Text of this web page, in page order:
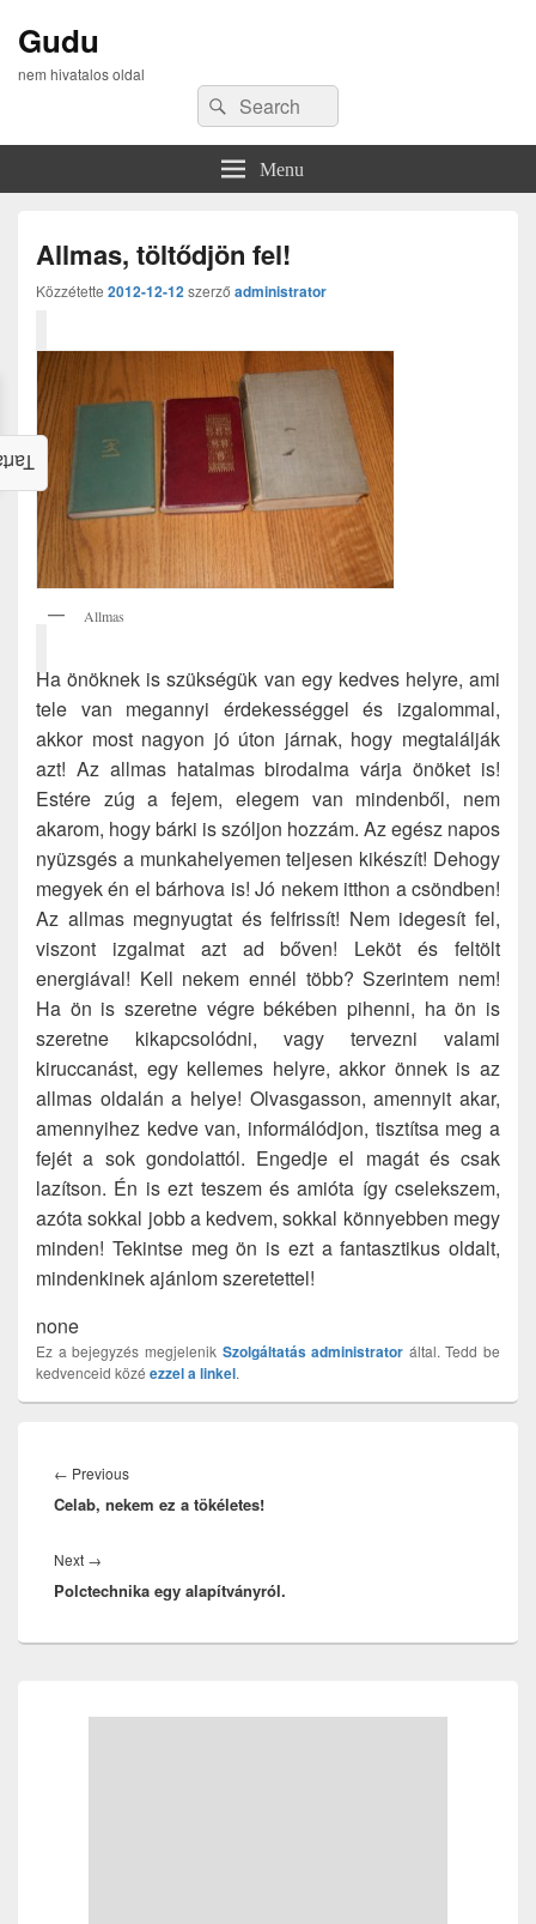
Gudu
nem hivatalos oldal
Search
for:
Search
Menu
Allmas, töltődjön fel!
Közzétette 2012-12-12szerző administrator
Allmas
Ha önöknek is szükségük van egy kedves helyre, ami
tele van megannyi érdekességgel és izgalommal,
akkor most nagyon jó úton járnak, hogy megtalálják
azt! Az allmas hatalmas birodalma várja önöket is!
Estére zúg a fejem, elegem van mindenből, nem
akarom, hogy bárki is szóljon hozzám. Az egész napos
nyüzsgés a munkahelyemen teljesen kikészít! Dehogy
megyek én el bárhova is! Jó nekem itthon a csöndben!
Az allmas megnyugtat és felfrissít! Nem idegesít fel,
viszont izgalmat azt ad bőven! Leköt és feltölt
energiával! Kell nekem ennél több? Szerintem nem!
Ha ön is szeretne végre békében pihenni, ha ön is
szeretne kikapcsolódni, vagy tervezni valami
kiruccanást, egy kellemes helyre, akkor önnek is az
allmas oldalán a helye! Olvasgasson, amennyit akar,
amennyihez kedve van, informálódjon, tisztítsa meg a
fejét a sok gondolattól. Engedje el magát és csak
lazítson. Én is ezt teszem és amióta így cselekszem,
azóta sokkal jobb a kedvem, sokkal könnyebben megy
minden! Tekintse meg ön is ezt a fantasztikus oldalt,
mindenkinek ajánlom szeretettel!
none
Ez a bejegyzés megjelenik Szolgáltatás administrator által. Tedd be
kedvenceid közé ezzel a linkel.
navigáció
← PreviousPrevious
post:
Celab, nekem ez a tökéletes!
Next →
post:
Polctechnika egy alapítványról.